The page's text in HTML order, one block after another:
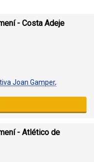
- Costa Adeje
Joan Gamper,
- Atlético de